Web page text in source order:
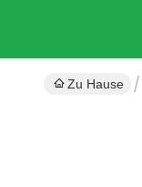
Zu Hause